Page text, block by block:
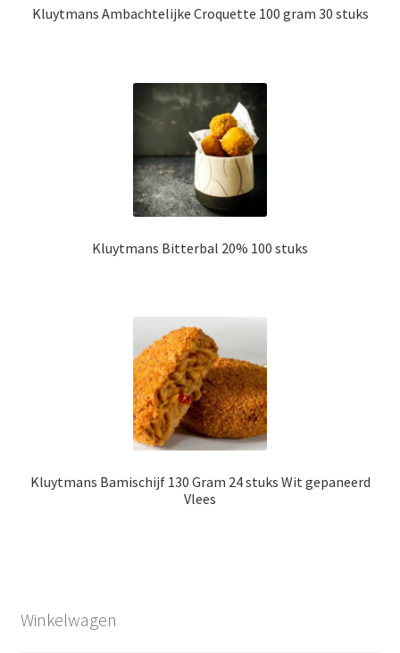
Kluytmans Ambachtelijke Croquette 100 gram 30 stuks
Kluytmans Bitterbal 20% 100 stuks
Kluytmans Bamischijf 130 Gram 24 stuks Wit gepaneerd
Vlees
Winkelwagen